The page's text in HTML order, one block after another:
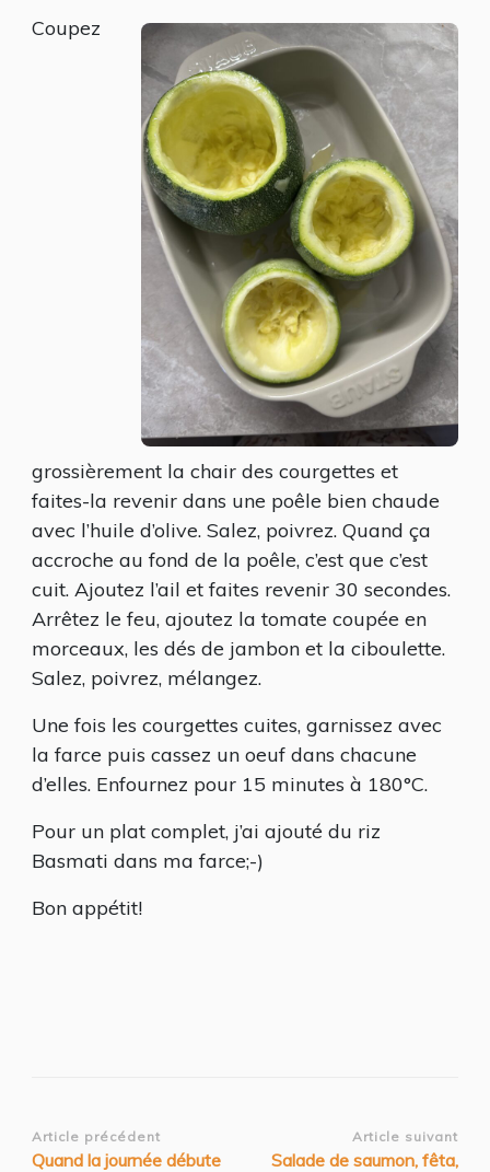
Coupez
grossièrement la chair des courgettes et
faites-la revenir dans une poêle bien chaude
avec l’huile d’olive. Salez, poivrez. Quand ça
accroche au fond de la poêle, c’est que c’est
cuit. Ajoutez l’ail et faites revenir 30 secondes.
Arrêtez le feu, ajoutez la tomate coupée en
morceaux, les dés de jambon et la ciboulette.
Salez, poivrez, mélangez.
Une fois les courgettes cuites, garnissez avec
la farce puis cassez un oeuf dans chacune
d’elles. Enfournez pour 15 minutes à 180°C.
Pour un plat complet, j’ai ajouté du riz
Basmati dans ma farce;-)
Bon appétit!
Navigation
Article précédent
Quand la journée débute
Article suivant
Salade de saumon, fêta,